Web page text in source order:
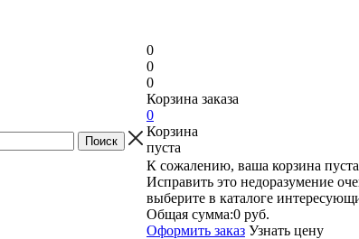
0
0
0
Корзина заказа
0
Корзина
пуста
К сожалению, ваша корзина
Исправить это недоразумение
выберите в каталоге
Общая сумма:0 руб.
Оформить заказ Узнать цену